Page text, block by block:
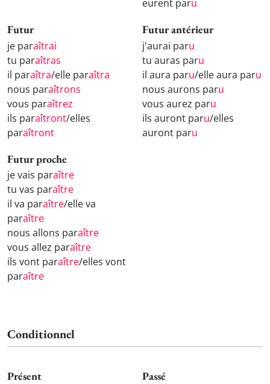
eurent paru
Futur
je paraîtrai
tu paraîtras
il paraîtra/elle paraîtra
nous paraîtrons
vous paraîtrez
ils paraîtront/elles
paraîtront
Futur antérieur
j'aurai paru
tu auras paru
il aura paru/elle aura paru
nous aurons paru
vous aurez paru
ils auront paru/elles
auront paru
Futur proche
je vais paraître
tu vas paraître
il va paraître/elle va
paraître
nous allons paraître
vous allez paraître
ils vont paraître/elles vont
paraître
Conditionnel
Présent Passé